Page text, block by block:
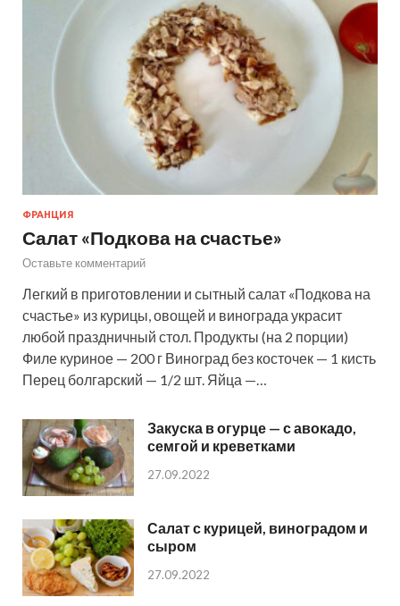
ФРАНЦИЯ
Салат «Подкова на счастье»
Оставьте комментарий
Легкий в приготовлении и сытный салат «Подкова на
счастье» из курицы, овощей и винограда украсит
любой праздничный стол. Продукты (на 2 порции)
Филе куриное — 200 г Виноград без косточек — 1 кисть
Перец болгарский — 1/2 шт. Яйца —…
Закуска в огурце — с авокадо,
семгой и креветками
27.09.2022
Салат с курицей, виноградом и
сыром
27.09.2022